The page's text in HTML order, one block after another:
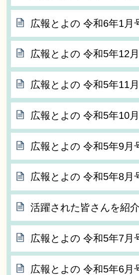
広報とよの 令和6年1月
広報とよの 令和5年12
広報とよの 令和5年11
広報とよの 令和5年10
広報とよの 令和5年9月
広報とよの 令和5年8月
活躍された皆さんを紹
広報とよの 令和5年7月
広報とよの 令和5年6月